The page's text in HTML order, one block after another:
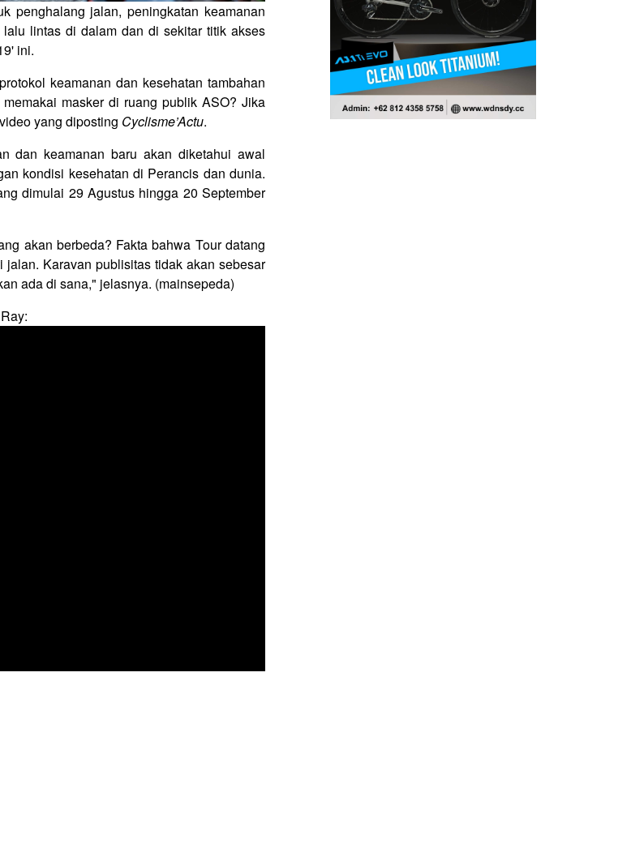
penghalang jalan, peningkatan keamanan
lintas di dalam dan di sekitar titik akses
ini.
keamanan dan kesehatan tambahan
masker di ruang publik ASO? Jika
yang diposting Cyclisme’Actu.
dan keamanan baru akan diketahui awal
kondisi kesehatan di Perancis dan dunia.
dimulai 29 Agustus hingga 20 September
akan berbeda? Fakta bahwa Tour datang
Karavan publisitas tidak akan sebesar
ada di sana," jelasnya. (mainsepeda)